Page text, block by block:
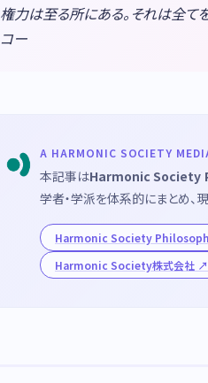
権力は至る所にある。それは全て
コー
A HARMONIC SOCIETY
本記事はHarmonic Society
学者・学派を体系的にまとめ、
Harmonic Society
Harmonic Society株式会社